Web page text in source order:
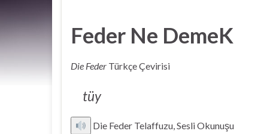
Feder Ne DemeK
Die Feder Türkçe Çevirisi
tüy
Die Feder Telaffuzu, Sesli Okunuşu